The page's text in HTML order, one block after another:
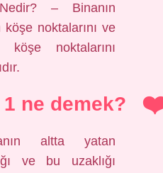
– Binanın
köşe noktalarını ve
köşe noktalarını
ne demek?
altta yatan
ve bu uzaklığı